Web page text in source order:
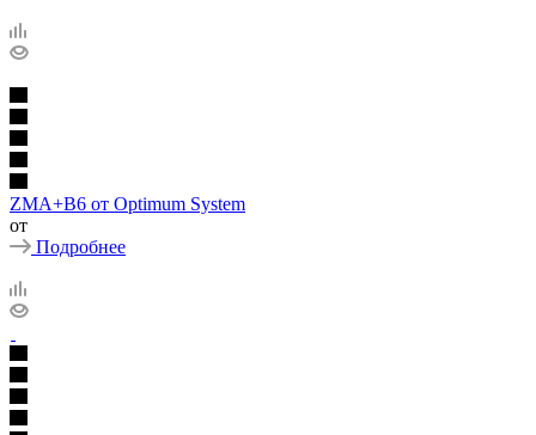
ZMA+B6 от Optimum System
от
Подробнее